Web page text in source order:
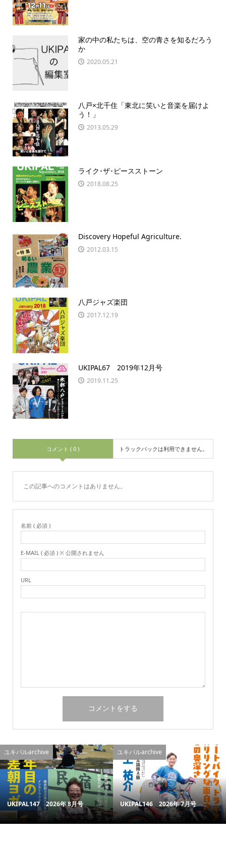
家の中の私たちは、空の青さを知るだろう
か
2020.05.21
八戸×北千住「東北に笑いと音楽を届けよ
う！」
2013.05.29
ライク･ザ･ピースストーン
2018.08.25
Discovery Hopeful Agriculture.
2012.03.15
八戸ジャズ楽団
2017.12.19
UKIPAL67 2019年12月号
2019.11.25
コメント ( 0 ) トラックバックは利用できません。
この記事へのコメントはありません。
名前 ( 必須 )
E-MAIL ( 必須 ) ※ 公開されません
URL
ユキパルarchive
UKIPAL147 2026年 8月号
ユキパルarchive
UKIPAL146 2026年 7月号